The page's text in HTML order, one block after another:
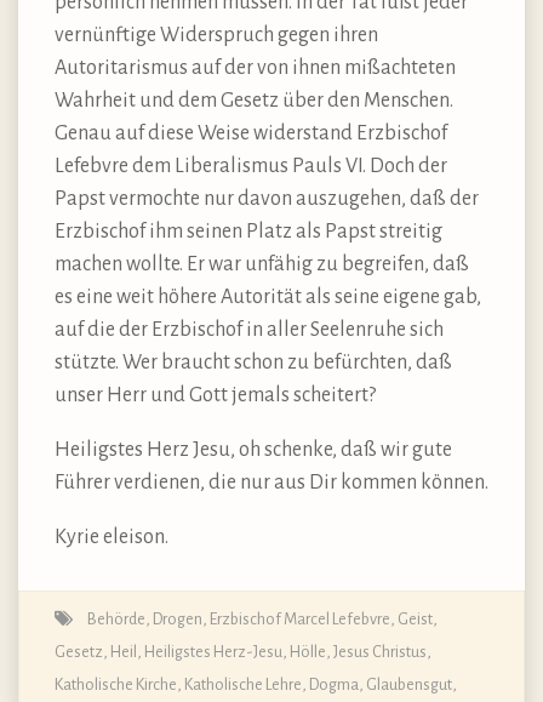
vernünftige Widerspruch gegen ihren
Autoritarismus auf der von ihnen mißachteten
Wahrheit und dem Gesetz über den Menschen.
Genau auf diese Weise widerstand Erzbischof
Lefebvre dem Liberalismus Pauls VI. Doch der
Papst vermochte nur davon auszugehen, daß der
Erzbischof ihm seinen Platz als Papst streitig
machen wollte. Er war unfähig zu begreifen, daß
es eine weit höhere Autorität als seine eigene gab,
auf die der Erzbischof in aller Seelenruhe sich
stützte. Wer braucht schon zu befürchten, daß
unser Herr und Gott jemals scheitert?
Heiligstes Herz Jesu, oh schenke, daß wir gute
Führer verdienen, die nur aus Dir kommen können.
Kyrie eleison.
Behörde, Drogen, Erzbischof Marcel Lefebvre, Geist,
Gesetz, Heil , Heiligstes Herz-Jesu, Hölle, Jesus Christus,
Katholische Kirche, Katholische Lehre, Dogma, Glaubensgut,